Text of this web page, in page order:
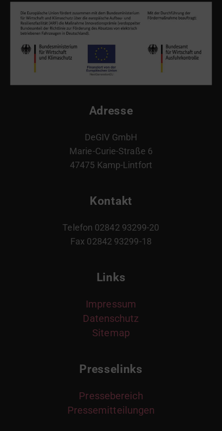
Adresse
DeGIV GmbH
Marie-Curie-Straße 6
47475 Kamp-Lintfort
Kontakt
Telefon 02842 93299-20
Fax 02842 93299-18
Links
Impressum
Datenschutz
Sitemap
Presselinks
Pressebereich
Pressemitteilungen